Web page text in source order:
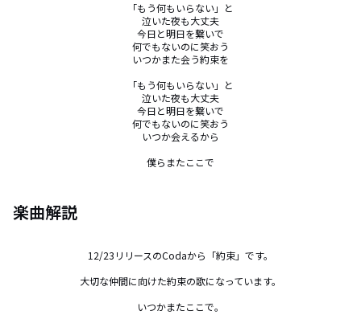
「もう何もいらない」と
泣いた夜も大丈夫
今日と明日を繋いで
何でもないのに笑おう
いつかまた会う約束を
「もう何もいらない」と
泣いた夜も大丈夫
今日と明日を繋いで
何でもないのに笑おう
いつか会えるから
僕らまたここで
楽曲解説
12/23リリースのCodaから「約束」です。
大切な仲間に向けた約束の歌になっています。
いつかまたここで。